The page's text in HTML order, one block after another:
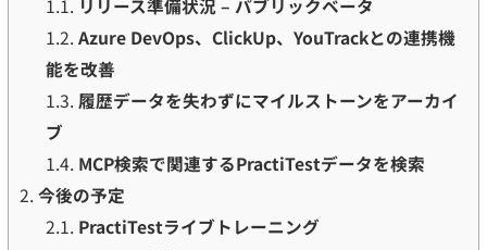
1.1. リリース準備状況 – パブリックベータ
1.2.Azure DevOps、ClickUp、YouTrackとの連携機
能を改善
1.3.履歴データを失わずにマイルストーンをアーカイ
ブ
1.4. MCP検索で関連するPractiTestデータを検索
2.今後の予定
2.1. PractiTestライブトレーニング